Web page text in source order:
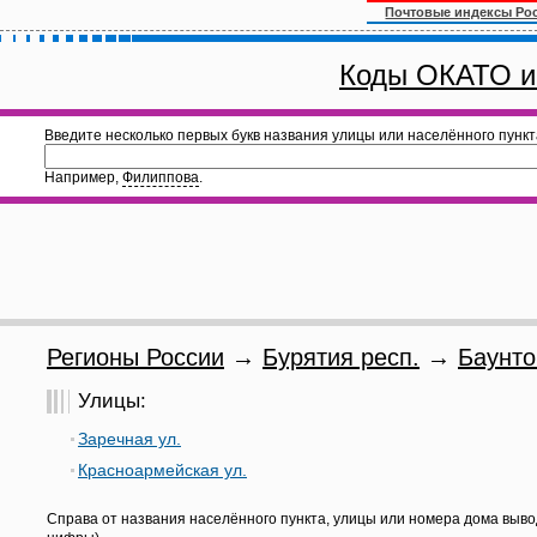
Почтовые индексы
Коды ОКАТО
Введите несколько первых букв названия улицы или населённого
Например, Филиппова.
Регионы России → Бурятия респ. →
Улицы:
Заречная ул.
Красноармейская ул.
Справа от названия населённого пункта, улицы или номера дома